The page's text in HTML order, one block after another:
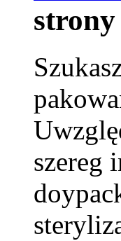
szereg